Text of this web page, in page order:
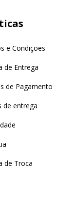
e Condições
de Entrega
de Pagamento
de entrega
de Troca